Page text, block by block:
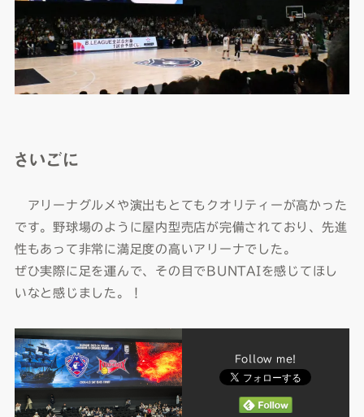
さいごに
アリーナグルメや演出もとてもクオリティーが高かった
です。野球場のように屋内型売店が完備されており、先進
性もあって非常に満足度の高いアリーナでした。
ぜひ実際に足を運んで、その目でBUNTAIを感じてほし
いなと感じました。！
Follow me!